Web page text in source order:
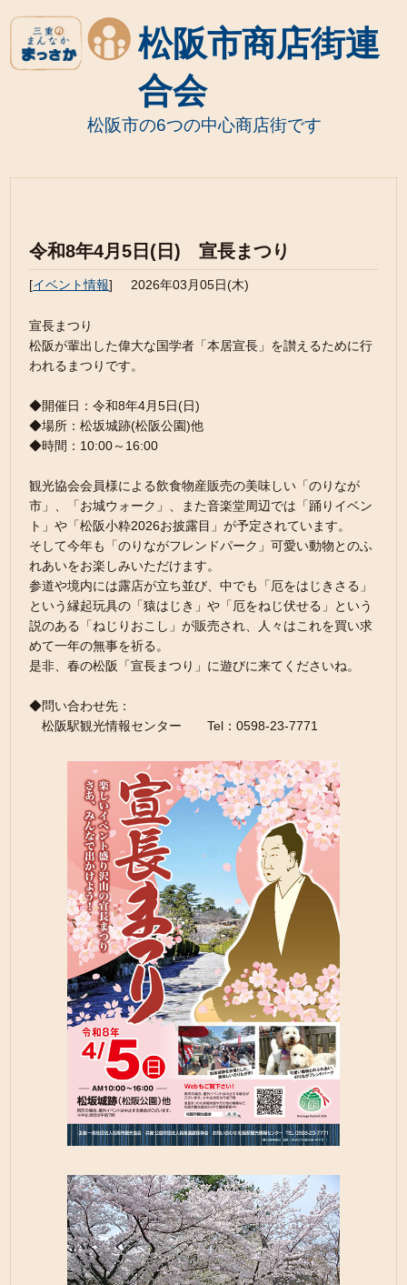
松阪市商店街連
合会
松阪市の6つの中心商店街です
令和8年4月5日(日) 宣長まつり
[イベント情報] 2026年03月05日(木)
宣長まつり
松阪が輩出した偉大な国学者「本居宣長」を讃えるために行
われるまつりです。
◆開催日：令和8年4月5日(日)
◆場所：松坂城跡(松阪公園)他
◆時間：10:00～16:00
観光協会会員様による飲食物産販売の美味しい「のりなが
市」、「お城ウォーク」、また音楽堂周辺では「踊りイベン
ト」や「松阪小粋2026お披露目」が予定されています。
そして今年も「のりながフレンドパーク」可愛い動物とのふ
れあいをお楽しみいただけます。
参道や境内には露店が立ち並び、中でも「厄をはじきさる」
という縁起玩具の「猿はじき」や「厄をねじ伏せる」という
説のある「ねじりおこし」が販売され、人々はこれを買い求
めて一年の無事を祈る。
是非、春の松阪「宣長まつり」に遊びに来てくださいね。
◆問い合わせ先：
松阪駅観光情報センター Tel：0598-23-7771